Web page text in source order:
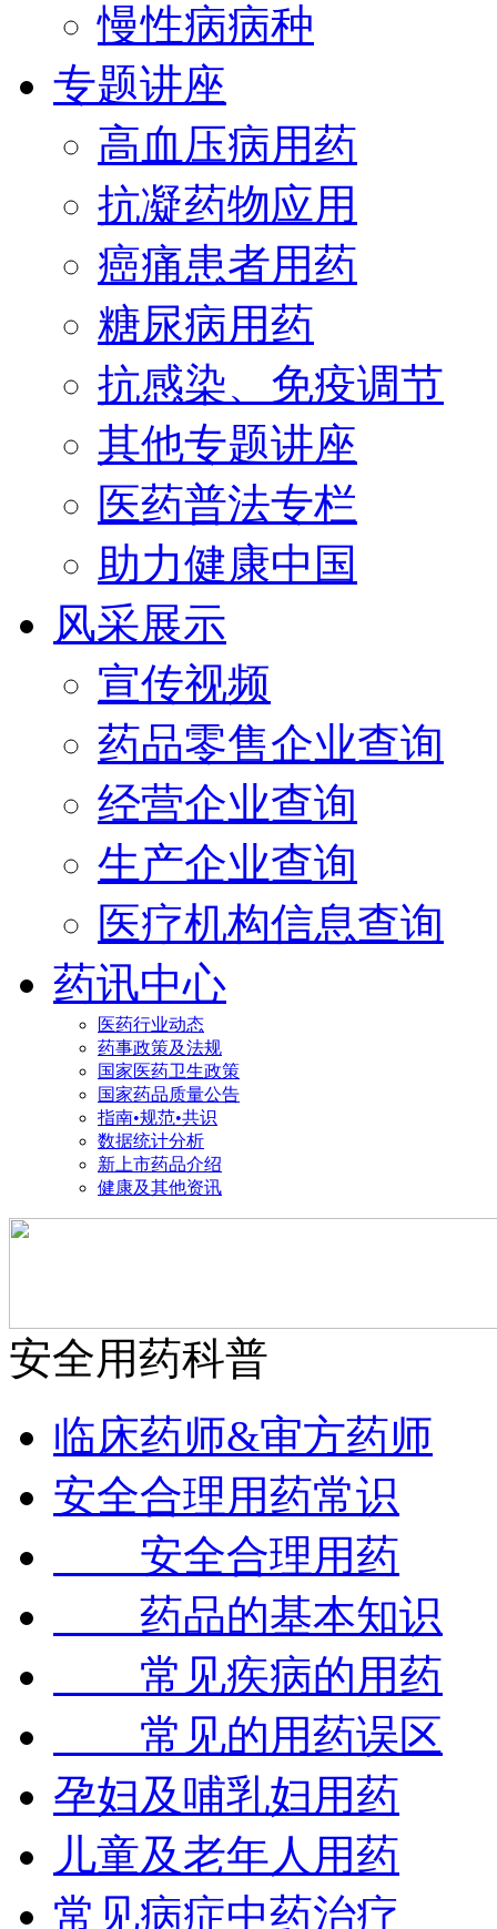
慢性病病种
专题讲座
高血压病用药
抗凝药物应用
癌痛患者用药
糖尿病用药
抗感染、免疫调节
其他专题讲座
医药普法专栏
助力健康中国
风采展示
宣传视频
药品零售企业查询
经营企业查询
生产企业查询
医疗机构信息查询
药讯中心
医药行业动态
药事政策及法规
国家医药卫生政策
国家药品质量公告
指南•规范•共识
数据统计分析
新上市药品介绍
健康及其他资讯
安全用药科普
临床药师&审方药师
安全合理用药常识
安全合理用药
药品的基本知识
常见疾病的用药
常见的用药误区
孕妇及哺乳妇用药
儿童及老年人用药
常见病症中药治疗